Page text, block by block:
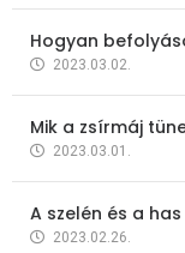
Hogyan
2023.03.02.
Mik a zsírmáj
2023.03.01.
A szelén és a
2023.02.26.